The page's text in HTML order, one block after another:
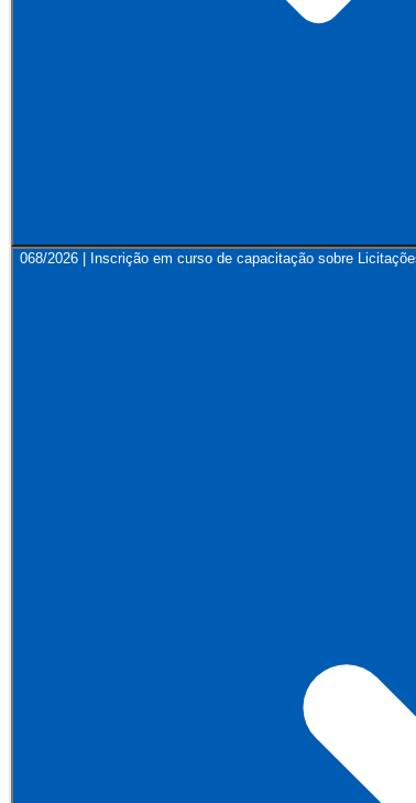
068/2026 | Inscrição em curso de capacitação sobre